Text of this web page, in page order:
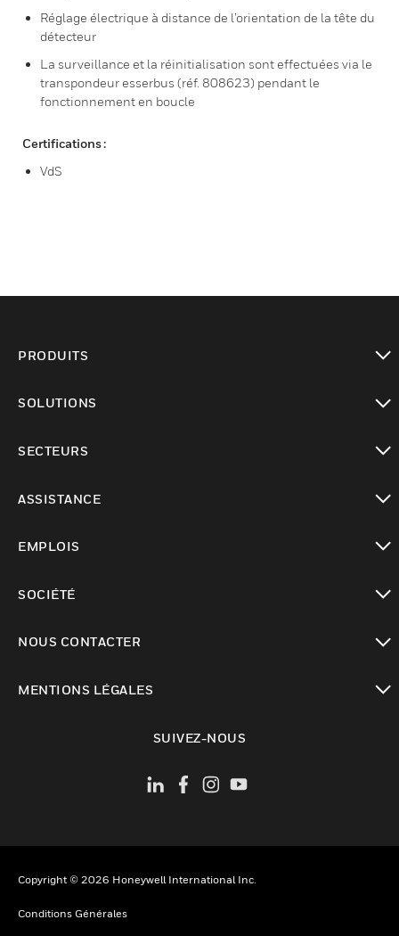
Réglage électrique à distance de l’orientation de la tête du
détecteur
La surveillance et la réinitialisation sont effectuées via le
transpondeur esserbus (réf. 808623) pendant le
fonctionnement en boucle
Certifications :
VdS
PRODUITS
SOLUTIONS
SECTEURS
ASSISTANCE
EMPLOIS
SOCIÉTÉ
NOUS CONTACTER
MENTIONS LÉGALES
SUIVEZ-NOUS
Copyright © 2026 Honeywell International Inc.
Conditions Générales